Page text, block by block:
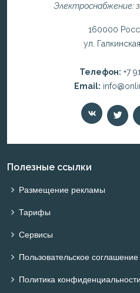
Электроснабжение:
160000
ул.
Телефон: +7
Email:
Полезные ссылки
Размещение рекламы
Тарифы
Сервисы
Пользовательское соглашение
Политика конфиденциальности